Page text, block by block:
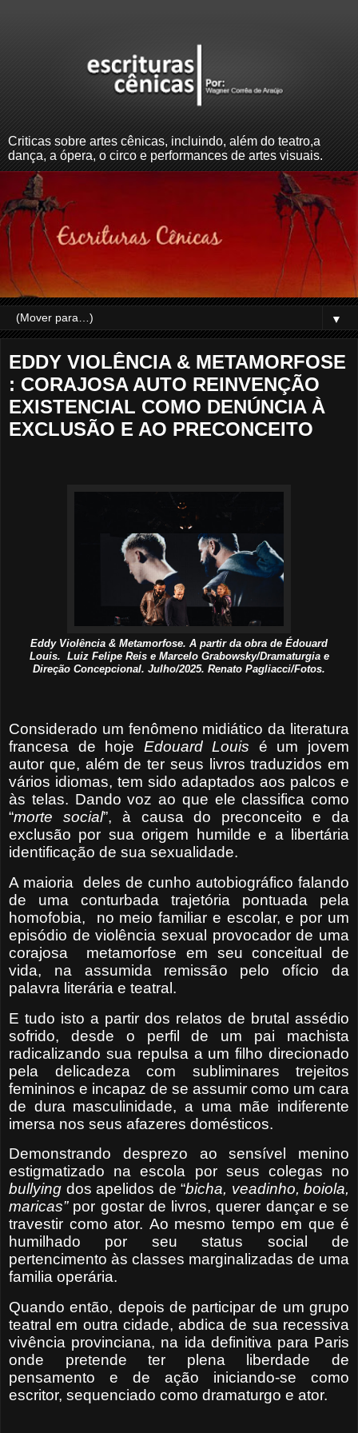
Criticas sobre artes cênicas, incluindo, além do teatro,a
dança, a ópera, o circo e performances de artes visuais.
▼
EDDY VIOLÊNCIA & METAMORFOSE
: CORAJOSA AUTO REINVENÇÃO
EXISTENCIAL COMO DENÚNCIA À
EXCLUSÃO E AO PRECONCEITO
Eddy Violência & Metamorfose. A partir da obra de Édouard
Louis. Luiz Felipe Reis e Marcelo Grabowsky/Dramaturgia e
Direção Concepcional. Julho/2025. Renato Pagliacci/Fotos.
Considerado um fenômeno midiático da literatura
francesa de hoje Edouard Louis é um jovem
autor que, além de ter seus livros traduzidos em
vários idiomas, tem sido adaptados aos palcos e
às telas. Dando voz ao que ele classifica como
“morte social”, à causa do preconceito e da
exclusão por sua origem humilde e a libertária
identificação de sua sexualidade.
A maioria
deles de cunho autobiográfico falando
de uma conturbada trajetória pontuada pela
homofobia,
no meio familiar e escolar, e por um
episódio de violência sexual provocador de uma
corajosa
metamorfose em seu conceitual de
vida, na assumida remissão pelo ofício da
palavra literária e teatral.
E tudo isto a partir dos relatos de brutal assédio
sofrido, desde o perfil de um pai machista
radicalizando sua repulsa a um filho direcionado
pela delicadeza com subliminares trejeitos
femininos e incapaz de se assumir como um cara
de dura masculinidade, a uma mãe indiferente
imersa nos seus afazeres domésticos.
Demonstrando desprezo ao sensível menino
estigmatizado na escola por seus colegas no
bullying dos apelidos de “bicha, veadinho, boiola,
maricas” por gostar de livros, querer dançar e se
travestir como ator. Ao mesmo tempo em que é
humilhado por seu status social de
pertencimento às classes marginalizadas de uma
familia operária.
Quando então, depois de participar de um grupo
teatral em outra cidade, abdica de sua recessiva
vivência provinciana, na ida definitiva para Paris
onde pretende ter plena liberdade de
pensamento e de ação iniciando-se como
escritor, sequenciado como dramaturgo e ator.